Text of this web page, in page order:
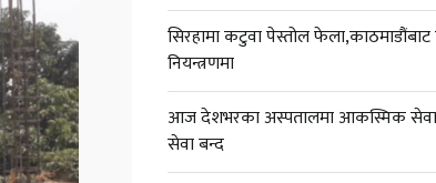
सिरहामा कटुवा पेस्तोल
नियन्त्रणमा
आज देशभरका अस्पतालमा आकस्मिक
सेवा बन्द